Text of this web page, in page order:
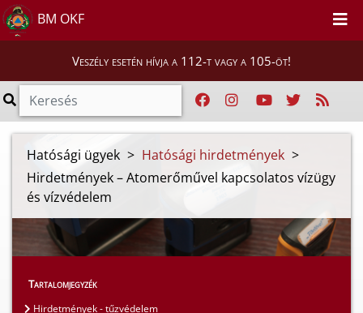
BM OKF
Veszély esetén hívja a 112-t vagy a 105-öt!
Hatósági ügyek > Hatósági hirdetmények >
Hirdetmények – Atomerőművel kapcsolatos vízügy
és vízvédelem
Tartalomjegyzék
Hirdetmények - tűzvédelem